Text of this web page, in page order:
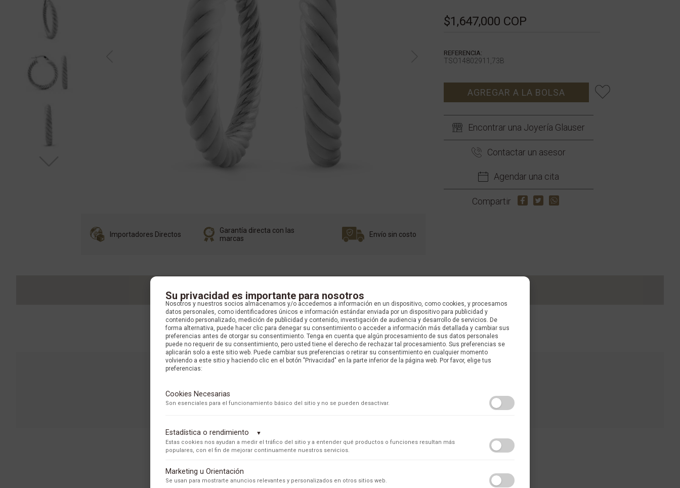
$1,647,000 COP
REFERENCIA:
TSO14802911,73B
AGREGAR A LA BOLSA
Encontrar una Joyería Glauser
Contactar un asesor
Agendar una cita
Compartir
Importadores Directos
Garantía directa con las
marcas
Envío sin costo
Su privacidad es importante para nosotros
Nosotros y nuestros socios almacenamos y/o accedemos a información en un dispositivo, como cookies, y procesamos
datos personales, como identificadores únicos e información estándar enviada por un dispositivo para publicidad y
contenido personalizado, medición de publicidad y contenido, investigación de audiencia y desarrollo de servicios. De
forma alternativa, puede hacer clic para denegar su consentimiento o acceder a información más detallada y cambiar sus
preferencias antes de otorgar su consentimiento. Tenga en cuenta que algún procesamiento de sus datos personales
puede no requerir de su consentimiento, pero usted tiene el derecho de rechazar tal procesamiento. Sus preferencias se
aplicarán solo a este sitio web. Puede cambiar sus preferencias o retirar su consentimiento en cualquier momento
volviendo a este sitio y haciendo clic en el botón "Privacidad" en la parte inferior de la página web. Por favor, elige tus
preferencias:
Cookies Necesarias
Son esenciales para el funcionamiento básico del sitio y no se pueden desactivar.
Estadística o rendimiento ▼
Estas cookies nos ayudan a medir el tráfico del sitio y a entender qué productos o funciones resultan más
populares, con el fin de mejorar continuamente nuestros servicios.
Adobe Analytics
Utilizamos Adobe Analytics para recopilar datos de uso anónimos, lo que nos permite analizar el rendimiento de nuestro contenido y las interacciones de
los usuarios.
Marketing u Orientación
Se usan para mostrarte anuncios relevantes y personalizados en otros sitios web.